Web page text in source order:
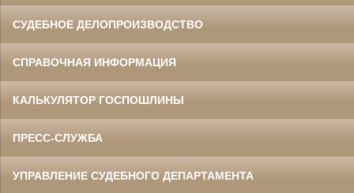
СУДЕБНОЕ ДЕЛОПРОИЗВОДСТВО
СПРАВОЧНАЯ ИНФОРМАЦИЯ
КАЛЬКУЛЯТОР ГОСПОШЛИНЫ
ПРЕСС-СЛУЖБА
УПРАВЛЕНИЕ СУДЕБНОГО ДЕПАРТАМЕНТА